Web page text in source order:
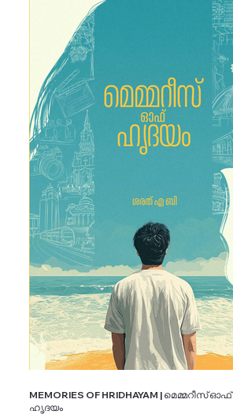
MEMORIES OF HRIDHAYAM | മെമ്മറീസ് ഓഫ്
ഹൃദയം